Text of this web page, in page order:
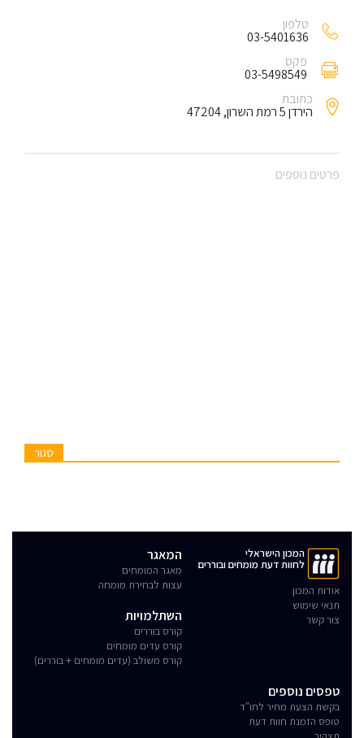
טלפון
03-5401636
פקס
03-5498549
כתובת
הירדן 5 רמת השרון, 47204
פרטים נוספים
סגור
המכון הישראלי
לחוות דעת מומחים ובוררים
אודות המכון
תנאי שימוש
צור קשר
המאגר
מאגר המומחים
עצות לבחירת מומחה
השתלמויות
קורס בוררים
קורס עדים מומחים
קורס משולב (עדים מומחים + בוררים)
טפסים נוספים
בקשת הצעת מחיר לחו"ד
טופס הזמנת חוות דעת